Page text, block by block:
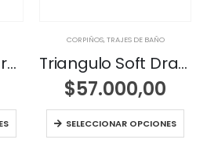
Top Vigo escote redondo
CORPIÑOS,TRAJES DE BAÑO
Triangulo Soft Drapeado
$57.000,00
SELECCIONAR OPCIONES